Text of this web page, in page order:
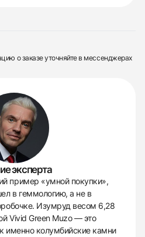
о заказеуточняйте в мессенджерах
эксперта
пример «умной покупки»,
в геммологию, а не в
Изумруд весом 6,28
Vivid Green Muzo — это
именно колумбийские камни